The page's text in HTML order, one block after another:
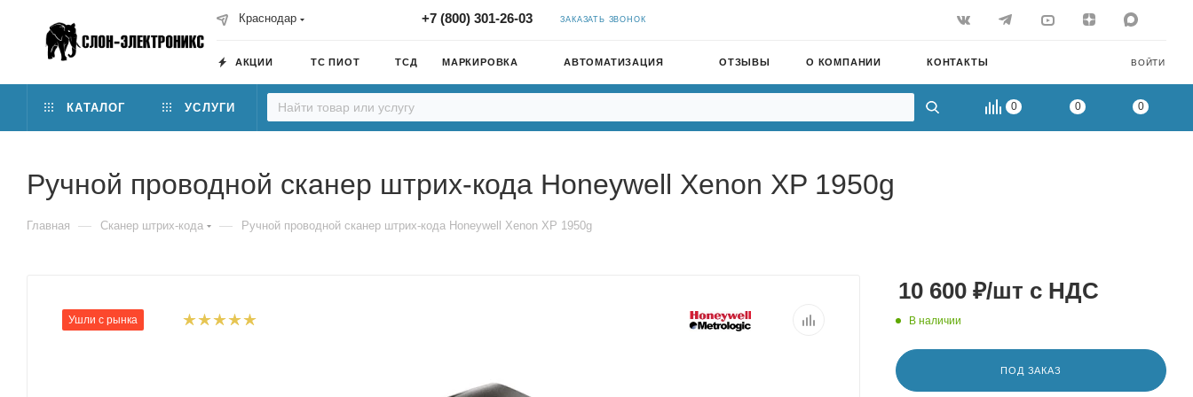
Краснодар +7 (800) 301-26-03 ЗАКАЗАТЬ ЗВОНОК
ВОЙТИ
АКЦИИ ТС ПИОТ ТСД МАРКИРОВКА АВТОМАТИЗАЦИЯ ОТЗЫВЫ О КОМПАНИИ КОНТАКТЫ
0 0 0
КАТАЛОГ УСЛУГИ
Ручной проводной сканер штрих-кода Honeywell Xenon XP 1950g
Главная — Сканер штрих-кода — Ручной проводной сканер штрих-кода Honeywell Xenon XP 1950g
Ушли с рынка
10 600 ₽/шт с НДС
В наличии
ПОД ЗАКАЗ